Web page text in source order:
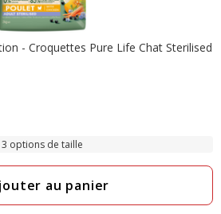
- Croquettes Pure Life Chat Sterilised
3 options de taille
au panier